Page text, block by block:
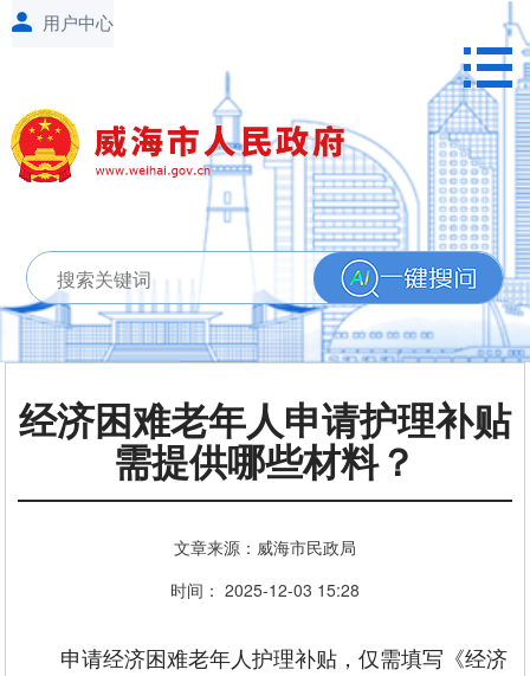
经济困难老年人申请护理补贴
需提供哪些材料？
文章来源：威海市民政局
时间： 2025-12-03 15:28
申请经济困难老年人护理补贴，仅需填写《经济